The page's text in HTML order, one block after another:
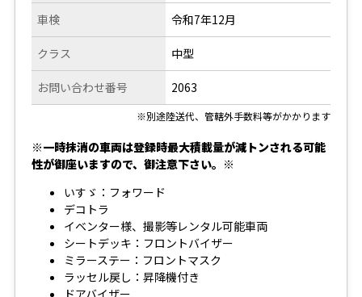
車検
クラス
お問い合わせ番号
令和7年12月
中型
2063
※別途陸送代、管轄外手数料等がかかります
※一時抹消の車両は登録時最大積載量が減トンされる可能
性が御座いますので、御注意下さい。※
いすゞ：フォワード
デコトラ
イベンター様、撮影等レンタル可能車両
シートデッキ：フロントバイザー
ミラーステー：フロントマスク
ラッセル戻し：昇降機付き